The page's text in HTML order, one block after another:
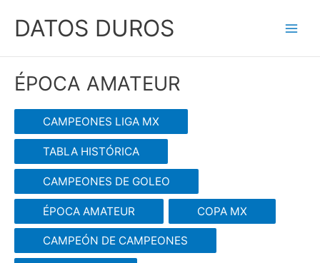
DATOS DUROS
ÉPOCA AMATEUR
CAMPEONES LIGA MX
TABLA HISTÓRICA
CAMPEONES DE GOLEO
ÉPOCA AMATEUR COPA MX
CAMPEÓN DE CAMPEONES